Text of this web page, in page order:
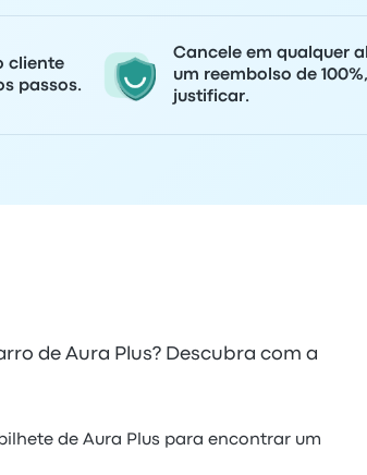
cliente
passos.
Cancele em qualquer
um reembolso de
justificar.
de Aura Plus? Descubra com a
de Aura Plus para encontrar um